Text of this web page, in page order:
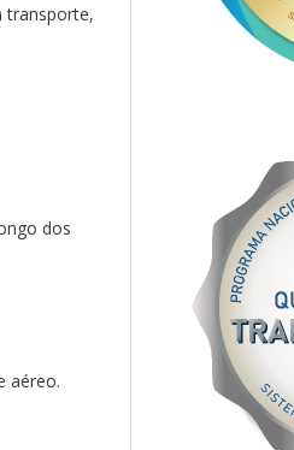
transporte,
dos
aéreo.